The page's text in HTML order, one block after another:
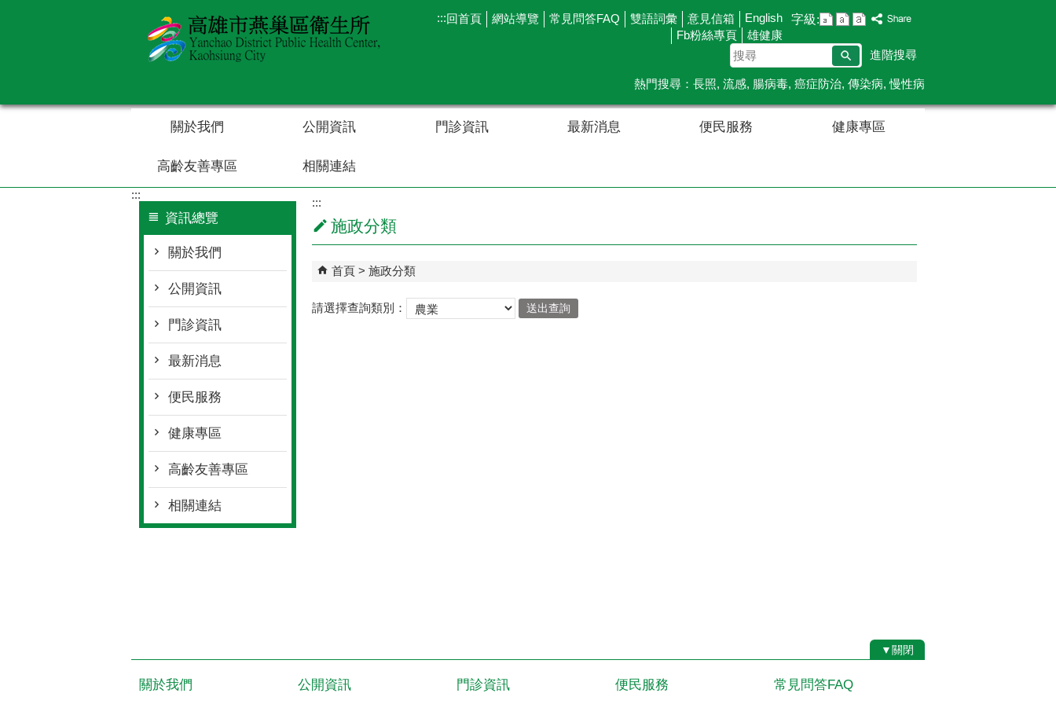
:::回首頁 網站導覽 常見問答FAQ 雙語詞彙 意見信箱
English
Fb粉絲專頁
雄健康
字級:
搜
尋
進階搜尋
熱門搜尋： 長照 流感 腸病毒 癌症防治 傳染病 慢性病
關於我們 公開資訊 門診資訊 最新消息 便民服務 健康專區
高齡友善專區 相關連結
:::
資訊總覽
關於我們
公開資訊
門診資訊
最新消息
便民服務
健康專區
高齡友善專區
相關連結
:::
施政分類
首頁 施政分類
請選擇查詢類別：
▼關閉
關於我們 公開資訊 門診資訊 便民服務 常見問答FAQ